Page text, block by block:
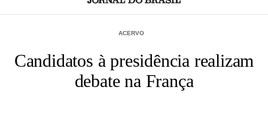
ACERVO
Candidatos à presidência realizam
debate na França